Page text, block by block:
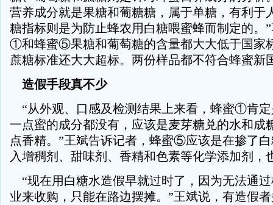
营养成分就是果糖和葡糖糖，属于单糖，有利于
糖指标则是为防止蜂农用白糖喂蜜蜂而制定的。
①和蜂蜜⑤果糖和葡萄糖的含量都大大低于国家
蔗糖标准还大大超标。两份样品都不符合蜂蜜新
造假手段真不少
“从外观、口感及检测结果上来看，蜂蜜①肯定
一点蜜的成分都没有，应该是麦芽糖兑的水和成
点香精。”王斌告诉记者，蜂蜜⑤应该是在掺了
入增稠剂、甜味剂、香精和色素等化学添加剂，
“现在用白糖水造假早就过时了，因为无法通
业来收购，只能在路边摆摊。”王斌说，有造假